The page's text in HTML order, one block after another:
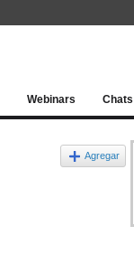
Webinars Chats
Agregar